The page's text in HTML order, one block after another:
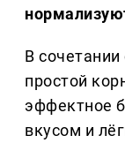
В
простой
эффектное
вкусом и